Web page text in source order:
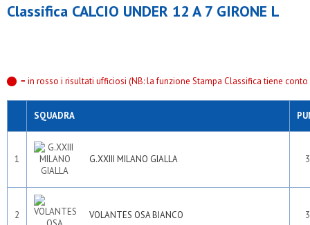
Classifica CALCIO UNDER 12 A 7 GIRONE L
= in rosso i risultati ufficiosi (NB: la funzione Stampa Classifica tiene
SQUADRA
1 G.XXIII MILANO GIALLA
2 VOLANTES OSA BIANCO